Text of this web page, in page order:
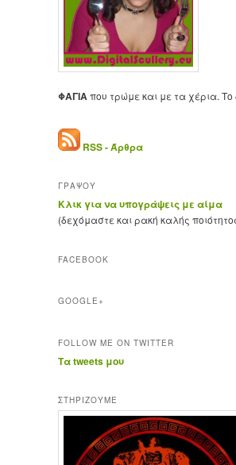
ΦΑΓΙΑπου τρώμε και με τα χέρια.
RSS - Άρθρα
ΓΡΑΨΟΥ
Κλικ για να υπογράψεις με αίμα
(δεχόμαστε και ρακή καλής
FACEBOOK
GOOGLE+
FOLLOW ME ON TWITTER
Τα tweets μου
ΣΤΗΡΊΖΟΥΜΕ